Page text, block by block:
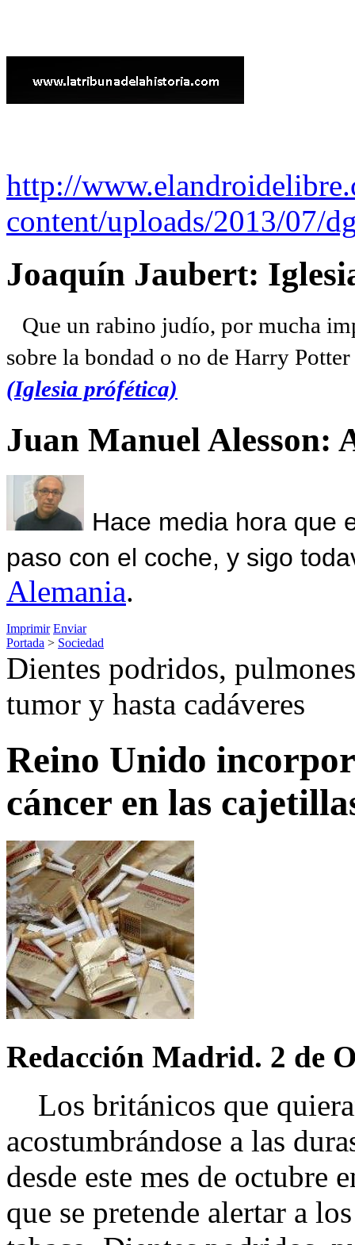
http://
content/uploads/2013/07/
Joaquín Jaubert:
Que un rabino judío, por mucha
sobre la bondad o no de Harry
(Iglesia prófética)
Juan Manuel Alesson:
Hace media hora que
paso con el coche, y sigo
Alemania.
Imprimir Enviar
Portada > Sociedad
Dientes podridos,
tumor y hasta cadáveres
Reino Unido
cáncer en las
Redacción Madrid. 2 de
Los británicos que
acostumbrándose a las
desde este mes de octubre
que se pretende alertar a